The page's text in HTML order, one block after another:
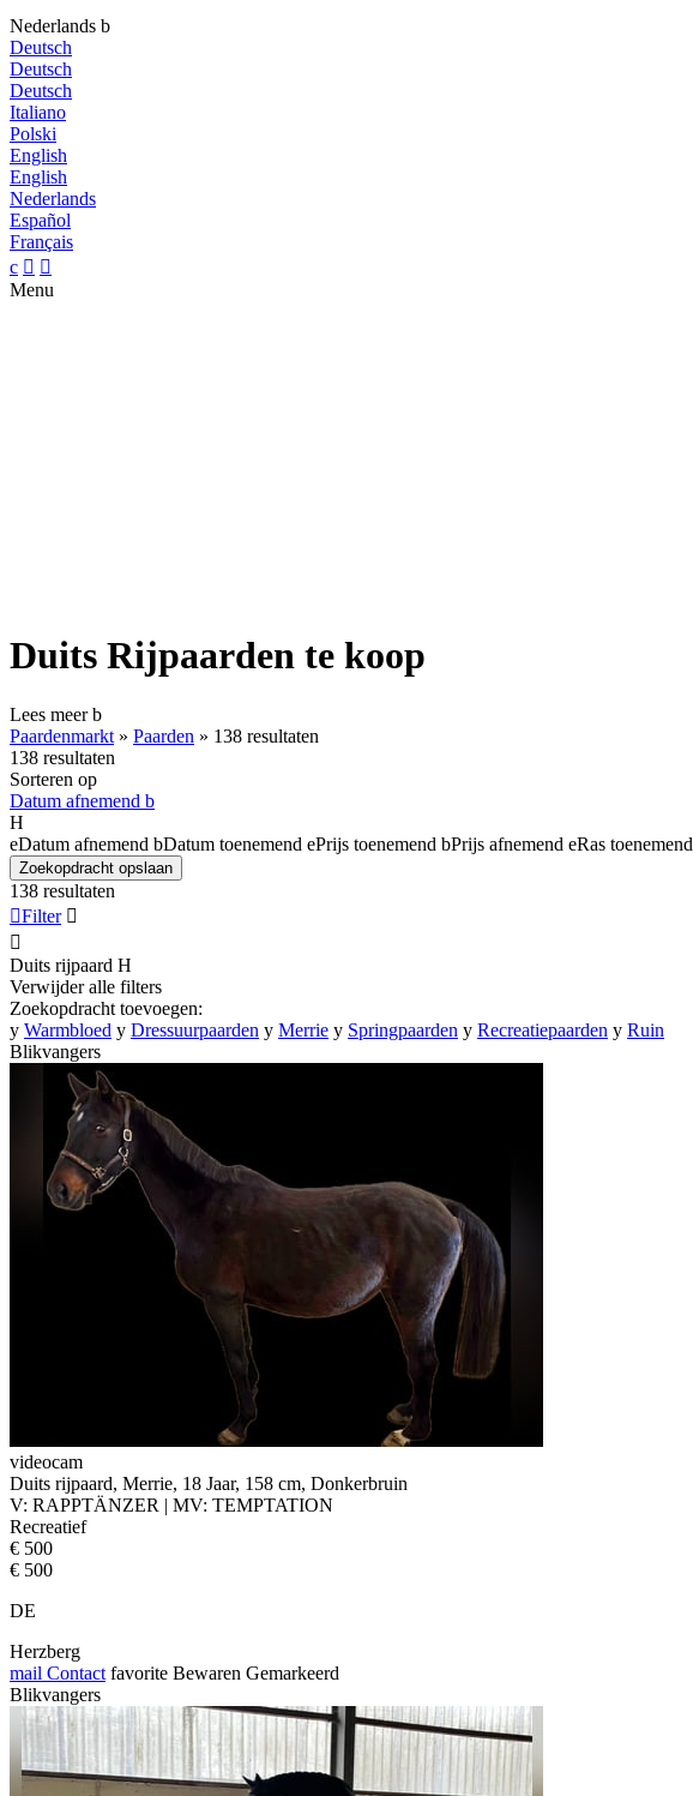
Nederlands b
Deutsch
Deutsch
Deutsch
Italiano
Polski
English
English
Nederlands
Español
Français
c  
Menu
Duits Rijpaarden te koop
Lees meerb
Paardenmarkt » Paarden » 138 resultaten
138 resultaten
Sorteren op
Datum afnemend b
H
eDatum afnemend bDatum toenemend ePrijs toenemend bPrijs afnemend eRas toenemend
Zoekopdracht opslaan
138 resultaten
Filter 

Duits rijpaard H
Verwijder alle filters
Zoekopdracht toevoegen:
y Warmbloed y Dressuurpaarden y Merrie y Springpaarden y Recreatiepaarden y Ruin
Blikvangers
videocam
Duits rijpaard, Merrie, 18 Jaar, 158 cm, Donkerbruin
V: RAPPTÄNZER | MV: TEMPTATION
Recreatief
€ 500
€ 500
DE
Herzberg
mail Contact favorite Bewaren Gemarkeerd
Blikvangers